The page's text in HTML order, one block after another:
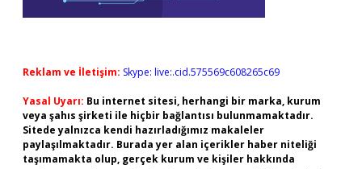
Reklam ve İletişim: Skype: live:.cid.575569c608265c69
Yasal Uyarı: Bu internet sitesi, herhangi bir marka, kurum
veya şahıs şirketi ile hiçbir bağlantısı bulunmamaktadır.
Sitede yalnızca kendi hazırladığımız makaleler
paylaşılmaktadır. Burada yer alan içerikler haber niteliği
taşımamakta olup, gerçek kurum ve kişiler hakkında